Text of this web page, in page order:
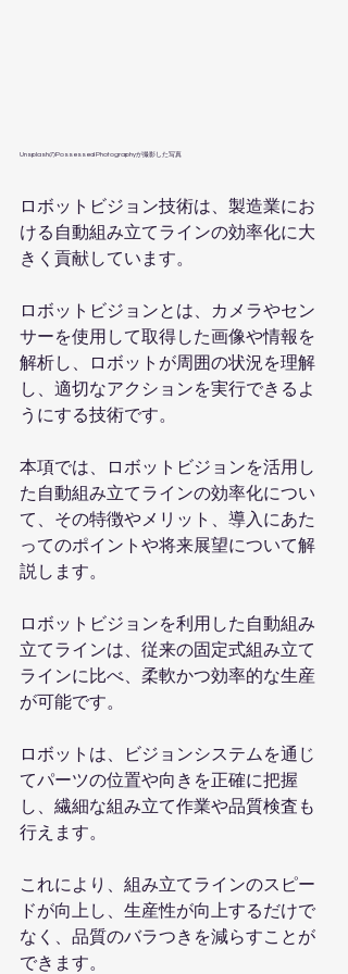
UnsplashのPossessed Photographyが撮影した写真
ロボットビジョン技術は、製造業にお
ける自動組み立てラインの効率化に大
きく貢献しています。
ロボットビジョンとは、カメラやセン
サーを使用して取得した画像や情報を
解析し、ロボットが周囲の状況を理解
し、適切なアクションを実行できるよ
うにする技術です。
本項では、ロボットビジョンを活用し
た自動組み立てラインの効率化につい
て、その特徴やメリット、導入にあた
ってのポイントや将来展望について解
説します。
ロボットビジョンを利用した自動組み
立てラインは、従来の固定式組み立て
ラインに比べ、柔軟かつ効率的な生産
が可能です。
ロボットは、ビジョンシステムを通じ
てパーツの位置や向きを正確に把握
し、繊細な組み立て作業や品質検査も
行えます。
これにより、組み立てラインのスピー
ドが向上し、生産性が向上するだけで
なく、品質のバラつきを減らすことが
できます。